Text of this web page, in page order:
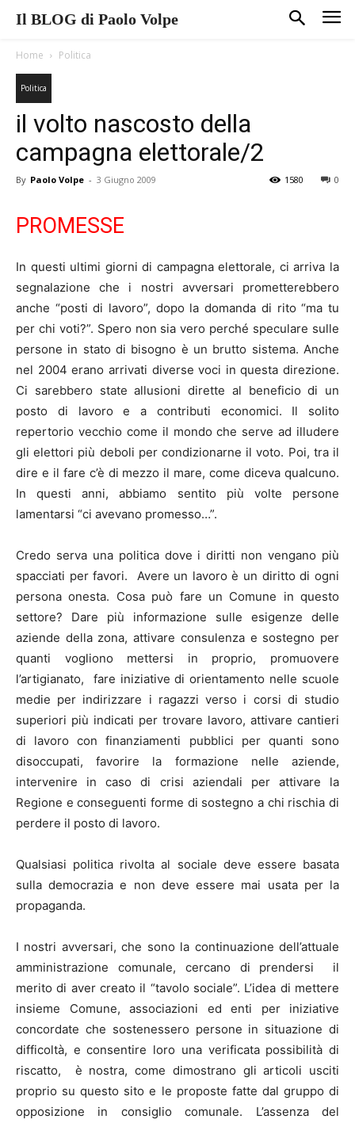
Il BLOG di Paolo Volpe
Home Politica
Politica
il volto nascosto della
campagna elettorale/2
By Paolo Volpe - 3 Giugno 2009 0
1580
PROMESSE
In questi ultimi giorni di campagna elettorale, ci arriva la
segnalazione che i nostri avversari prometterebbero
anche “posti di lavoro”, dopo la domanda di rito “ma tu
per chi voti?”. Spero non sia vero perché speculare sulle
persone in stato di bisogno è un brutto sistema. Anche
nel 2004 erano arrivati diverse voci in questa direzione.
Ci sarebbero state allusioni dirette al beneficio di un
posto di lavoro e a contributi economici. Il solito
repertorio vecchio come il mondo che serve ad illudere
gli elettori più deboli per condizionarne il voto. Poi, tra il
dire e il fare c’è di mezzo il mare, come diceva qualcuno.
In questi anni, abbiamo sentito più volte persone
lamentarsi “ci avevano promesso…”.
Credo serva una politica dove i diritti non vengano più
spacciati per favori. Avere un lavoro è un diritto di ogni
persona onesta. Cosa può fare un Comune in questo
settore? Dare più informazione sulle esigenze delle
aziende della zona, attivare consulenza e sostegno per
quanti vogliono mettersi in proprio, promuovere
l’artigianato, fare iniziative di orientamento nelle scuole
medie per indirizzare i ragazzi verso i corsi di studio
superiori più indicati per trovare lavoro, attivare cantieri
di lavoro con finanziamenti pubblici per quanti sono
disoccupati, favorire la formazione nelle aziende,
intervenire in caso di crisi aziendali per attivare la
Regione e conseguenti forme di sostegno a chi rischia di
perdere il posto di lavoro.
Qualsiasi politica rivolta al sociale deve essere basata
sulla democrazia e non deve essere mai usata per la
propaganda.
I nostri avversari, che sono la continuazione dell’attuale
amministrazione comunale, cercano di prendersi il
merito di aver creato il “tavolo sociale”. L’idea di mettere
insieme Comune, associazioni ed enti per iniziative
concordate che sostenessero persone in situazione di
difficoltà, e consentire loro una verificata possibilità di
riscatto, è nostra, come dimostrano gli articoli usciti
proprio su questo sito e le proposte fatte dal gruppo di
opposizione in consiglio comunale. L’assenza del